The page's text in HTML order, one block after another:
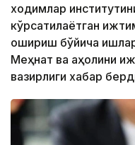
ходимлар
кўрсатилаётган
ошириш бўйича
Меҳнат ва аҳолини
вазирлиги хабар